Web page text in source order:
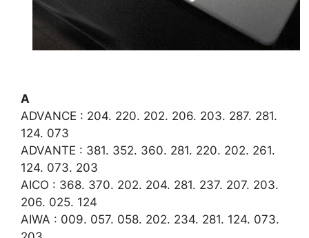
A
ADVANCE : 204. 220. 202. 206. 203. 287. 281.
124. 073
ADVANTE : 381. 352. 360. 281. 220. 202. 261.
124. 073. 203
AICO : 368. 370. 202. 204. 281. 237. 207. 203.
206. 025. 124
AIWA : 009. 057. 058. 202. 234. 281. 124. 073.